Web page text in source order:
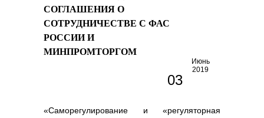
СОГЛАШЕНИЯ О
СОТРУДНИЧЕСТВЕ С ФАС
РОССИИ И
МИНПРОМТОРГОМ
03
Июнь
2019
«Саморегулирование и «регуляторная